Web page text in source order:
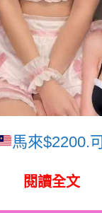
馬來$2200.
閱讀全文